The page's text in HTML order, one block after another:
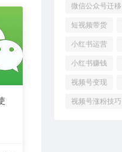
微信公众号迁移
短视频带货
小红书运营
小红书赚钱
视频号变现
视频号涨粉技巧